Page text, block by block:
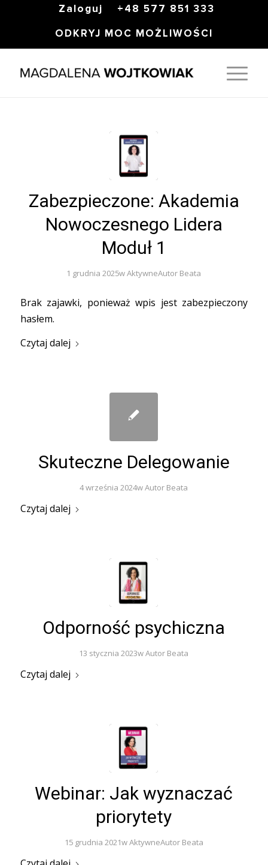
Zaloguj
+48 577 851 333
ODKRYJ MOC MOŻLIWOŚCI
Zabezpieczone: Akademia
Nowoczesnego Lidera
Moduł 1
1 grudnia 2025wAktywneAutor Beata
Brak zajawki, ponieważ wpis jest zabezpieczony
hasłem.
Czytaj dalej
Skuteczne Delegowanie
4 września 2024wAutor Beata
Czytaj dalej
Odporność psychiczna
13 stycznia 2023wAutor Beata
Czytaj dalej
Webinar: Jak wyznaczać
priorytety
15 grudnia 2021wAktywneAutor Beata